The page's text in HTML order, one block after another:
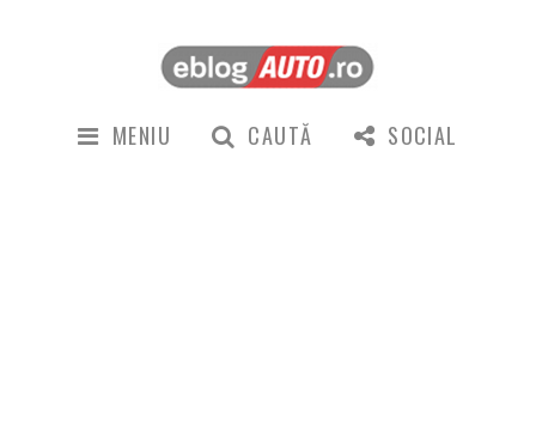
MENIU CAUTĂ SOCIAL